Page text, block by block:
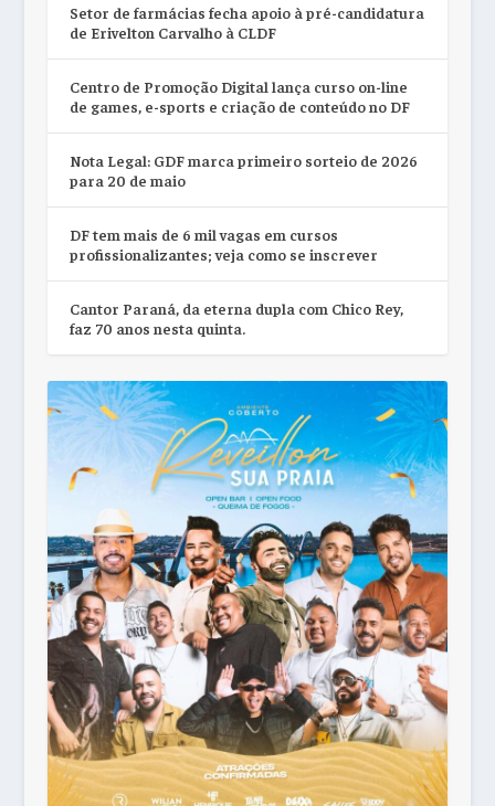
Setor de farmácias fecha apoio à pré-candidatura
de Erivelton Carvalho à CLDF
Centro de Promoção Digital lança curso on-line
de games, e-sports e criação de conteúdo no DF
Nota Legal: GDF marca primeiro sorteio de 2026
para 20 de maio
DF tem mais de 6 mil vagas em cursos
profissionalizantes; veja como se inscrever
Cantor Paraná, da eterna dupla com Chico Rey,
faz 70 anos nesta quinta.